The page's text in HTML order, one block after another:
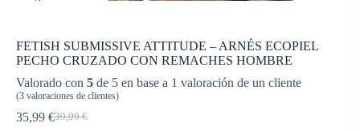
FETISH SUBMISSIVE ATTITUDE – ARNÉS ECOPIEL
PECHO CRUZADO CON REMACHES HOMBRE
Valorado con 5 de 5 en base a 1 valoración de un cliente
(3 valoraciones de clientes)
39,99€
El
35,99 €El